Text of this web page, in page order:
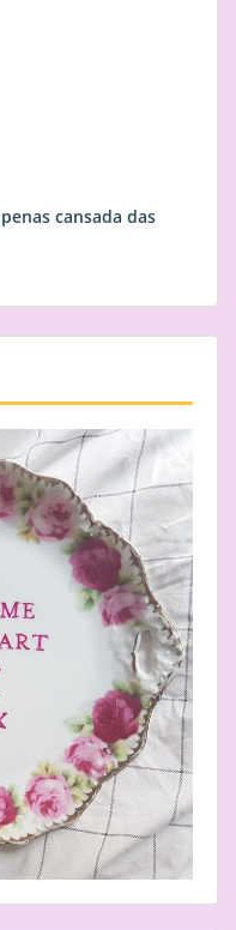
cansada das